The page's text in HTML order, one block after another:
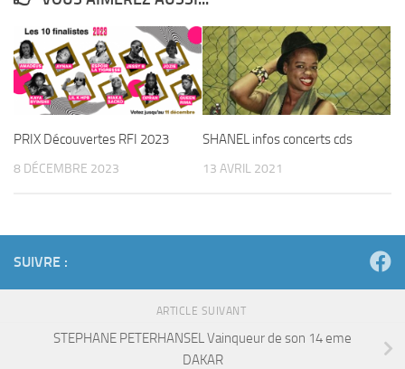
PRIX Découvertes RFI 2023
8 DÉCEMBRE 2023
SHANEL infos concerts cds
13 AVRIL 2021
SUIVRE :
ARTICLE SUIVANT
STEPHANE PETERHANSEL Vainqueur de son 14 eme
DAKAR